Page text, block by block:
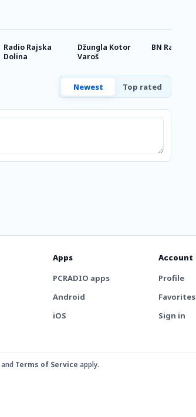
Radio Rajska
Dolina
Džungla Kotor
Varoš
BN Radio
Newest Top rated
Apps
PCRADIO apps
Android
iOS
Account
Profile
Favorites
Sign in
and Terms of Service apply.